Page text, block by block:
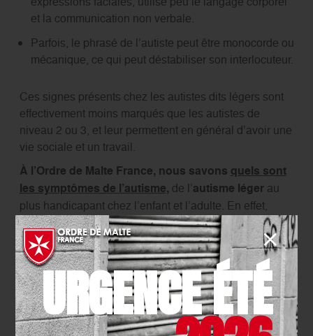
et la communication non verbale.
Parfois, le phrasé de l’autiste peut être monocorde ou
mécanique, ce qui peut déstabiliser son interlocuteur.
Ces signes présents chez les autistes dits légers sont
effectivement moins marqués que les autistes de
niveau 2 ou 3, et leur permettent en général d’avoir une
vie sociale et un travail.
À l’Ordre de Malte France, nous savons quels sont
les symptômes de l’autisme, de l’autisme légerau
plus handicapant chez l’enfant et l’adulte. En effet,
nous sommes auxcôtés des personnesatteintes de
TSA depuis très longtemps.
Nous les accompagnons pour leur faciliter la vie et
l’améliorer, en fonction du profil et des difficultés de
chacun. Nos 8 établissements dédiés à l’autisme
permettent unaccueilde jour ou permanent, ainsi
URGENCE ÉTÉ